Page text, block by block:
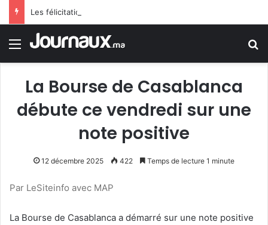
Menu
La Bourse de Casablanca
débute ce vendredi sur une
note positive
12 décembre 2025 422 Temps de lecture 1 minute
Par LeSiteinfo avec MAP
La Bourse de Casablanca a démarré sur une note positive